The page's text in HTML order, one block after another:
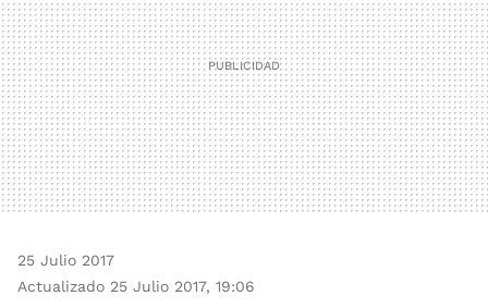
25 Julio 2017
Actualizado 25 Julio 2017, 19:06